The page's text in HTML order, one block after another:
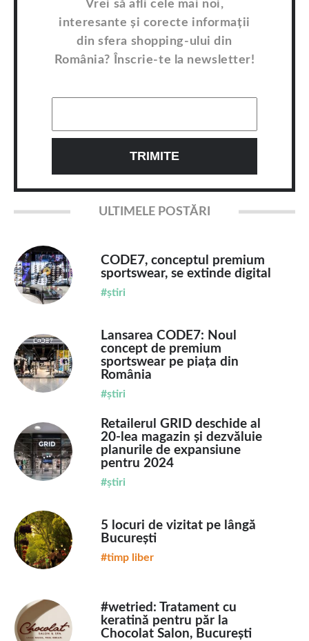
Vrei să afli cele mai noi,
interesante și corecte informații
din sfera shopping-ului din
România? Înscrie-te la newsletter!
ULTIMELE POSTĂRI
CODE7, conceptul premium
sportswear, se extinde digital
#știri
Lansarea CODE7: Noul
concept de premium
sportswear pe piața din
România
#știri
Retailerul GRID deschide al
20-lea magazin și dezvăluie
planurile de expansiune
pentru 2024
#știri
5 locuri de vizitat pe lângă
București
#timp liber
#wetried: Tratament cu
keratină pentru păr la
Chocolat Salon, București